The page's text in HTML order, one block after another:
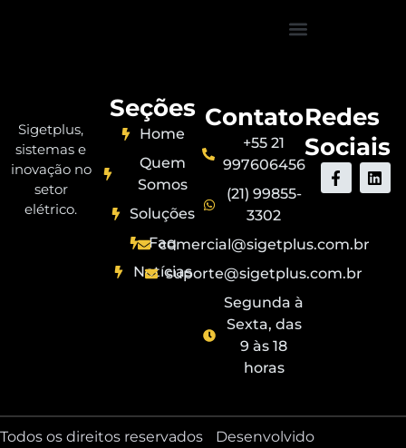
Sigetplus,
sistemas e
inovação no
setor
elétrico.
Seções
Home
Quem
Somos
Soluções
Faq
Notícias
Contato
+55 21
997606456
(21) 99855-
3302
comercial@sigetplus.com.br
suporte@sigetplus.com.br
Segunda à
Sexta, das
9 às 18
horas
Redes
Sociais
Todos os direitos reservados
Desenvolvido